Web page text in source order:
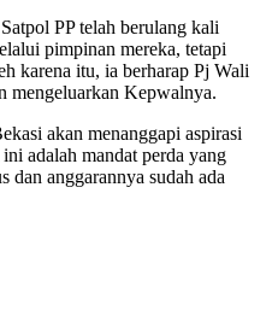
PP telah berulang kali
pimpinan mereka, tetapi
karena itu, ia berharap Pj Wali
mengeluarkan Kepwalnya.
akan menanggapi aspirasi
adalah mandat perda yang
dan anggarannya sudah ada